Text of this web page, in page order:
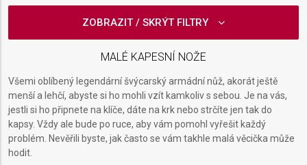
ZOBRAZIT / SKRÝT FILTRY
MALÉ KAPESNÍ NOŽE
Všemi oblíbený legendární švýcarský armádní nůž, akorát ještě
menší a lehčí, abyste si ho mohli vzít kamkoliv s sebou. Je na vás,
jestli si ho připnete na klíče, dáte na krk nebo strčíte jen tak do
kapsy. Vždy ale bude po ruce, aby vám pomohl vyřešit každý
problém. Nevěřili byste, jak často se vám takhle malá věcička může
hodit.